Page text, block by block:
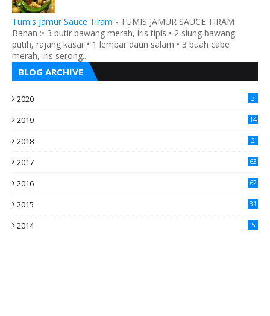
Tumis Jamur Sauce Tiram - TUMIS JAMUR SAUCE TIRAM
Bahan :• 3 butir bawang merah, iris tipis • 2 siung bawang
putih, rajang kasar • 1 lembar daun salam • 3 buah cabe
merah, iris serong...
BLOG ARCHIVE
2020 3
2019 14
2018 2
2017 63
2016
62
2015
31
2014 5